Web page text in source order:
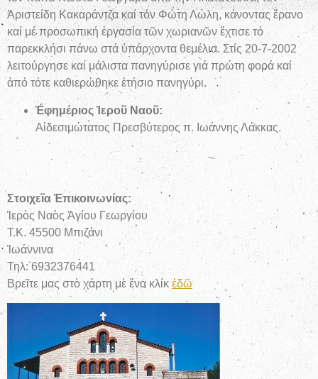
Ἀριστείδη Κακαράντζα καί τόν Φώτη Λώλη, κάνοντας ἔρανο
καί μέ προσωπική ἐργασία τῶν χωριανῶν ἔχτισε τό
παρεκκλήσι πάνω στά ὑπάρχοντα θεμέλια. Στίς 20-7-2002
λειτούργησε καί μάλιστα πανηγύρισε γιά πρώτη φορά καί
ἀπό τότε καθιερώθηκε ἐτήσιο πανηγύρι.
Ἐφημέριος Ἱεροῦ Ναοῦ:
Αἰδεσιμώτατος Πρεσβύτερος π. Ιωάννης Λάκκας.
Στοιχεῖα Ἐπικοινωνίας:
Ἱερὸς Ναὸς Ἁγίου Γεωργίου
Τ.Κ. 45500 Μπιζάνι
Ἰωάννινα
Τηλ: 6932376441
Βρεῖτε μας στὸ χάρτη μὲ ἕνα κλίκ ἐδῶ